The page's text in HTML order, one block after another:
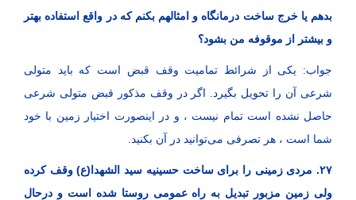
بدهم یا خرج ساخت درمانگاه و امثالهم بکنم که در واقع استفاده بهتر
و بیشتر از موقوفه من بشود؟
جواب: یکی از شرائط تمامیت وقف قبض است که باید متولی
شرعی آن را تحویل بگیرد. اگر در وقف مذکور قبض متولی شرعی
حاصل نشده است تمام نیست ، و در اینصورت اختیار زمین با خود
شما است ، هر تصرفی می‌توانید در آن بکنید.
۲۷. مردی زمینی را برای ساخت حسینیه سید الشهدا(ع) وقف کرده
ولی زمین مزبور تبدیل به راه عمومی روستا شده است و درحال